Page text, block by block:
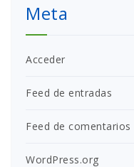
Meta
Acceder
Feed de entradas
Feed de comentarios
WordPress.org